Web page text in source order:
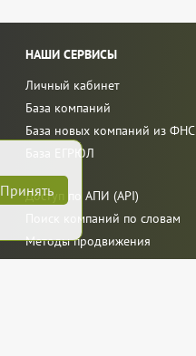
НАШИ СЕРВИСЫ
Личный кабинет
База компаний
База новых компаний из ФНС
База ЕГРЮЛ
Доступ по АПИ (API)
Поиск компаний по словам
Методы продвижения
Принять